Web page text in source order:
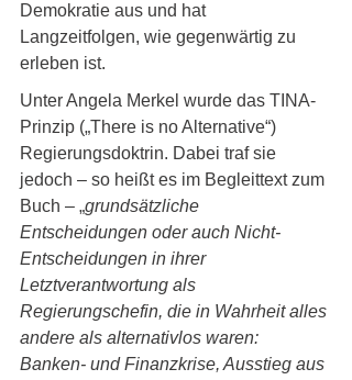
Demokratie aus und hat
Langzeitfolgen, wie gegenwärtig zu
erleben ist.
Unter Angela Merkel wurde das TINA-
Prinzip („There is no Alternative“)
Regierungsdoktrin. Dabei traf sie
jedoch – so heißt es im Begleittext zum
Buch – „grundsätzliche
Entscheidungen oder auch Nicht-
Entscheidungen in ihrer
Letztverantwortung als
Regierungschefin, die in Wahrheit alles
andere als alternativlos waren:
Banken- und Finanzkrise, Ausstieg aus